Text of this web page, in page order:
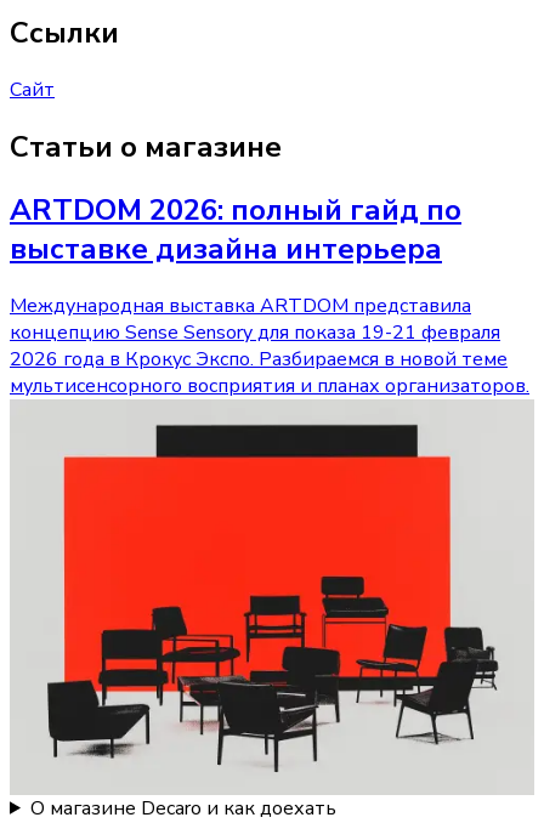
Ссылки
Сайт
Статьи о магазине
ARTDOM 2026: полный гайд по
выставке дизайна интерьера
Международная выставка ARTDOM представила
концепцию Sense Sensory для показа 19-21 февраля
2026 года в Крокус Экспо. Разбираемся в новой теме
мультисенсорного восприятия и планах организаторов.
О магазине Decaro и как доехать